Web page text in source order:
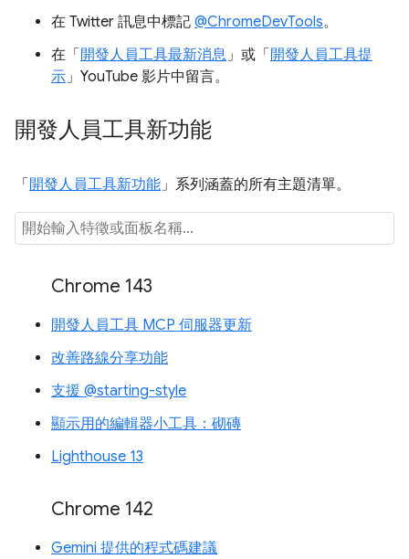
在 Twitter 訊息中標記 @ChromeDevTools。
在「 開發人員工具最新消息」或「 開發人員工具提
示」YouTube 影片中留言。
開發人員工具新功能
「 開發人員工具新功能」系列涵蓋的所有主題清單。
Chrome 143
開發人員工具 MCP 伺服器更新
改善路線分享功能
支援 @starting-style
顯示用的編輯器小工具：砌磚
Lighthouse 13
Chrome 142
Gemini 提供的程式碼建議